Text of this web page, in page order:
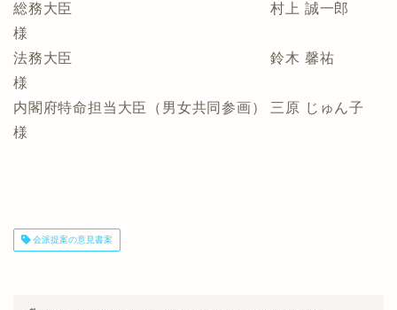
総務大臣 村上 誠一郎
様
法務大臣 鈴木 馨祐
様
内閣府特命担当大臣（男女共同参画） 三原 じゅん子
様
会派提案の意見書案